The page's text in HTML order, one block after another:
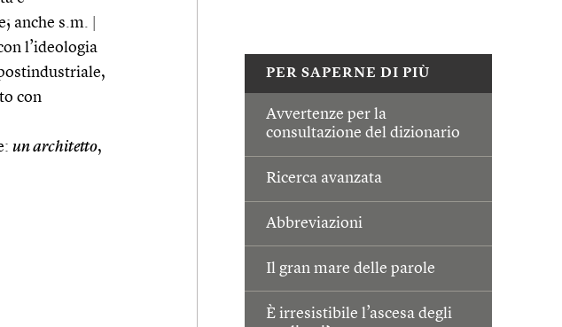
PER SAPERNE DI PIÙ
Avvertenze per la
consultazione del dizionario
Ricerca avanzata
Abbreviazioni
Il gran mare delle parole
È irresistibile l’ascesa degli
anche s.m.
l’ideologia
con
un architetto,